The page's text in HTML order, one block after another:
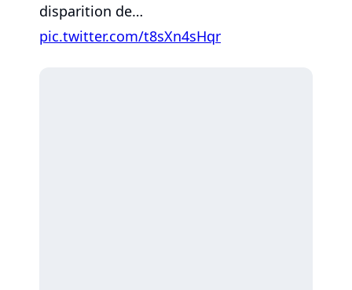
disparition de…
pic.twitter.com/t8sXn4sHqr